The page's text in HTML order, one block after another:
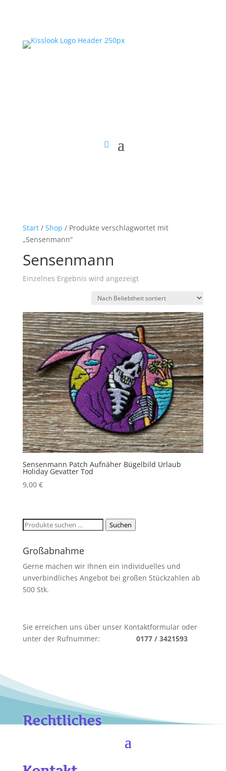
Start/ Shop / Produkte verschlagwortet mit
„Sensenmann“
Sensenmann
Einzelnes Ergebnis wird angezeigt
Sensenmann Patch Aufnäher Bügelbild Urlaub
Holiday Gevatter Tod
9,00 €
Suchen
Suchen
Großabnahme
Gerne machen wir Ihnen ein individuelles und
unverbindliches Angebot bei großen Stückzahlen ab
500 Stk.
Sie erreichen uns über unser Kontaktformular oder
unter der Rufnummer: 0177 / 3421593
Rechtliches